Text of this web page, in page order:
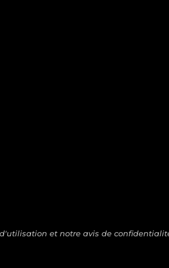
et notre avis de